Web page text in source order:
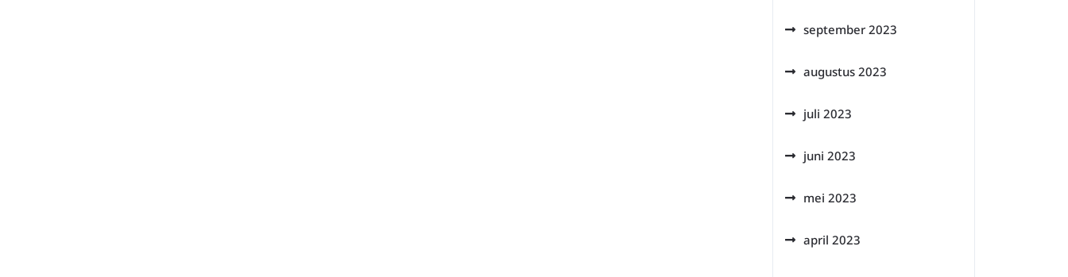
september 2023
augustus 2023
juli 2023
juni 2023
mei 2023
april 2023